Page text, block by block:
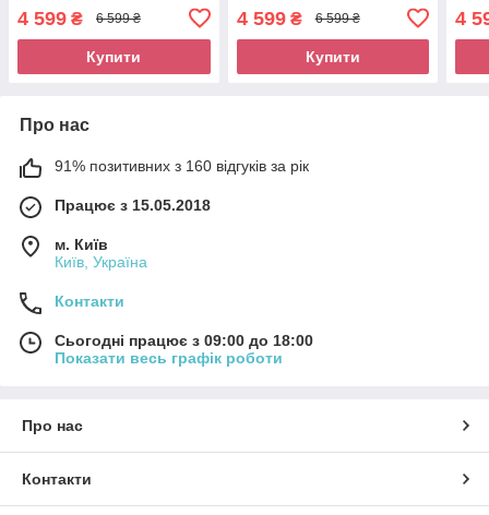
4 599 ₴ 6 599 ₴
Купити
4 599₴ 6 599 ₴
Купити
4
Про нас
91% позитивних з 160 відгуків за рік
Працює з 15.05.2018
м. Київ
Київ, Україна
Контакти
Сьогодні працює з 09:00 до 18:00
Показати весь графік роботи
Про нас
Контакти